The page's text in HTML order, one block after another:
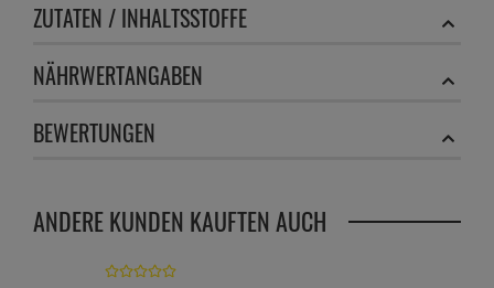
ZUTATEN / INHALTSSTOFFE
NÄHRWERTANGABEN
BEWERTUNGEN
ANDERE KUNDEN KAUFTEN AUCH